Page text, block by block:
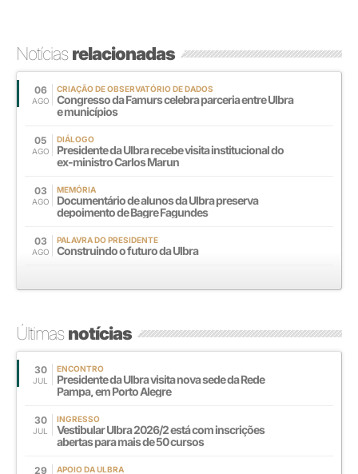
Notíciasrelacionadas
06
AGO
CRIAÇÃO DE OBSERVATÓRIO DE DADOS
Congresso da Famurs celebra parceria entre Ulbra
e municípios
05
AGO
DIÁLOGO
Presidente da Ulbra recebe visita institucional do
ex-ministro Carlos Marun
03
AGO
MEMÓRIA
Documentário de alunos da Ulbra preserva
depoimento de Bagre Fagundes
03
AGO
PALAVRA DO PRESIDENTE
Construindo o futuro da Ulbra
Últimasnotícias
30
JUL
ENCONTRO
Presidente da Ulbra visita nova sede da Rede
Pampa, em Porto Alegre
30
JUL
INGRESSO
Vestibular Ulbra 2026/2 está com inscrições
abertas para mais de 50 cursos
29 APOIO DA ULBRA